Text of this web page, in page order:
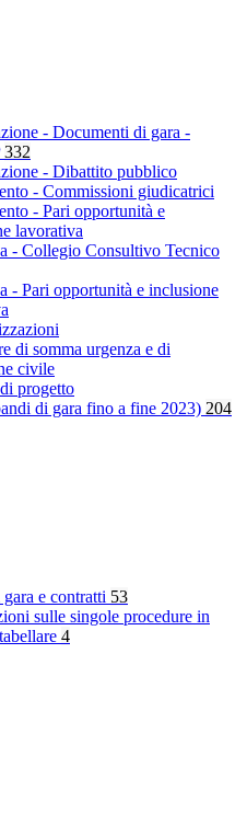
- Documenti di gara -
332
- Dibattito pubblico
- Commissioni giudicatrici
- Pari opportunità e
lavorativa
- Collegio Consultivo Tecnico
- Pari opportunità e inclusione
di somma urgenza e di
civile
progetto
di gara fino a fine 2023) 204
e contratti 53
sulle singole procedure in
4